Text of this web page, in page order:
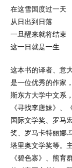
在这雪国度过一天
从日出到日落
一旦醒来就将结束
这一日就是一生
这本书的译者、意
是一位优秀的作家
斯东方大学中文系
《寻找李唐妹》、
国际文学奖、罗马
奖、罗马卡特丽娜.
塔里奥文学奖等。
《碧色寨》、熊育